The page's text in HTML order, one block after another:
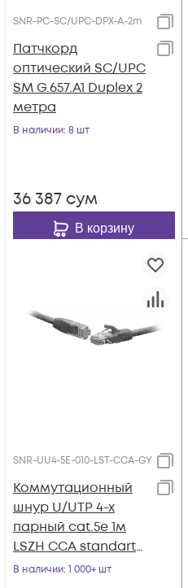
SNR-PC-SC/UPC-DPX-A-2m
Патчкорд
оптический SC/UPC
SM G.657.A1 Duplex 2
метра
В наличии: 8 шт
36 387 сум
В корзину
SNR-UU4-5E-010-LST-CCA-GY
Коммутационный
шнур U/UTP 4-х
парный cat.5e 1м
LSZH CCA standart
серый
В наличии: 1 000+ шт